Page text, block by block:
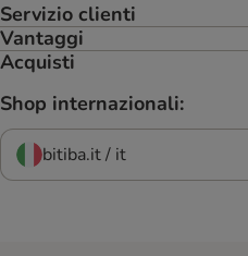
Servizio clienti
Vantaggi
Acquisti
Shop internazionali:
bitiba.it / it